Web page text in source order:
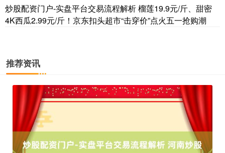
炒股配资门户-实盘平台交易流程解析 榴莲19.9元/斤、甜密
4K西瓜2.99元/斤！京东扣头超市“击穿价”点火五一抢购潮
推荐资讯